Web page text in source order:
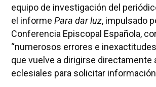
equipo de investigación del
el informe Para dar luz, impulsado
Conferencia Episcopal Española,
“numerosos errores e
que vuelve a dirigirse directamente
eclesiales para solicitar